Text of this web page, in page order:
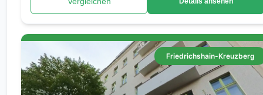
Friedrichshain-Kreuzberg